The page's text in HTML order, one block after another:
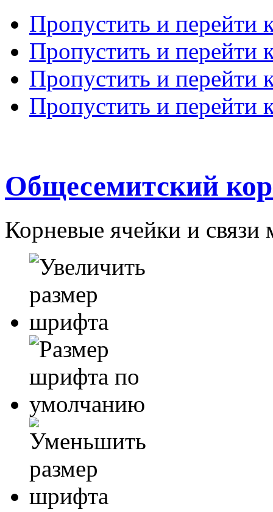
Пропустить и перейти
Пропустить и перейти
Пропустить и перейти
Пропустить и перейти
Общесемитский
Корневые ячейки и